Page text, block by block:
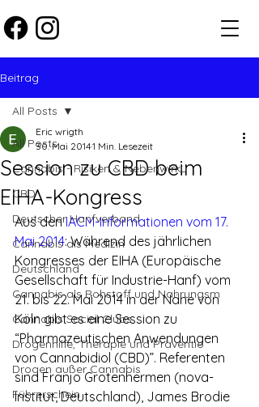
Beitrag
All Posts
Cannabis - Risiken & Nebenwirku
CBD
Deutscher Hanfverband
Cannabis als Medizin
Deutschland
Cannabis als Rohstoff und Nahrungsm
Cannabis Social Clubs
Drogenhilfe, Therapie und Präventio
Drogen außer Cannabis
Führerschein
All Posts
Session zu CBD beim
EIHA-Kongress
Eric wrigth
30. Mai 20141 Min. Lesezeit
Aus den IACM-Informationen vom 17.
Mai 2014: Während des jährlichen
Kongresses der EIHA (Europäische
Gesellschaft für Industrie-Hanf) vom
21. bis 22. Mai 2014 in der Nähe von
Köln gibt es eine Session zu
“Pharmazeutischen Anwendungen
von Cannabidiol (CBD)”. Referenten
sind Franjo Grotenhermen (nova-
Institut, Deutschland), James Brodie